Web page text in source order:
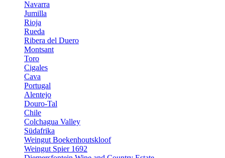
Navarra
Jumilla
Rioja
Rueda
Ribera del Duero
Montsant
Toro
Cigales
Cava
Portugal
Alentejo
Douro-Tal
Chile
Colchagua Valley
Südafrika
Weingut Boekenhoutskloof
Weingut Spier 1692